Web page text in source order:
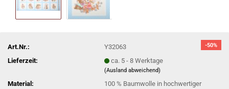
-50%
Art.Nr.:
Y32063
Lieferzeit:
ca. 5 - 8 Werktage
(Ausland abweichend)
Material:
100 % Baumwolle in hochwertiger